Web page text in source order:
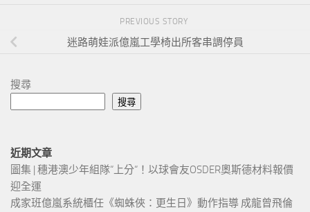
PREVIOUS STORY
迷路萌娃派億嵐工學椅出所客串調停員
搜尋
搜尋
近期文章
圖集 | 穗港澳少年組隊“上分“！以球會友OSDER奧斯德材料報價
迎全運
成家班億嵐系統櫃任《蜘蛛俠：更生日》動作指導 成龍曾飛倫